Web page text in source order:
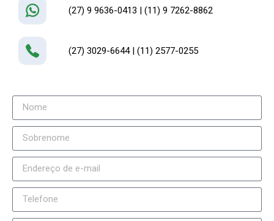
(27) 9 9636-0413 | (11) 9 7262-8862
(27) 3029-6644 | (11) 2577-0255